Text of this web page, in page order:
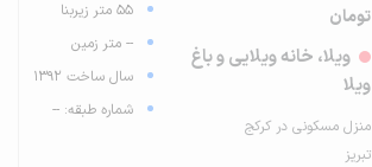
تومان
ویلا، خانه ویلایی و باغ
ویلا
منزل مسکونی در کرکج
تبریز
55 متر زیربنا
-- متر زمین
سال ساخت 1392
شماره طبقه: --